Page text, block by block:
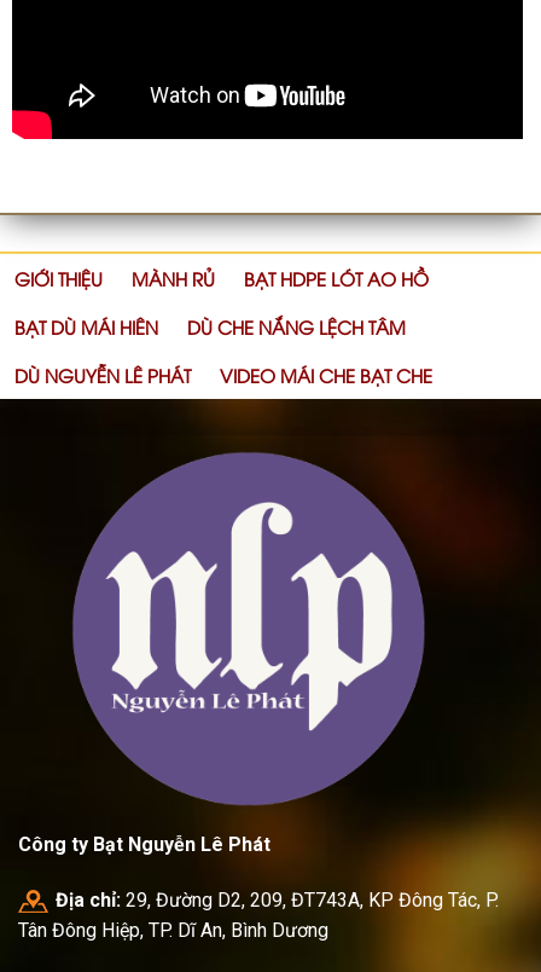
GIỚI THIỆU MÀNH RỦ
BẠT HDPE LÓT AO HỒ
BẠT DÙ MÁI HIÊN
DÙ CHE NẮNG LỆCH TÂM
DÙ NGUYỄN LÊ PHÁT
VIDEO MÁI CHE BẠT CHE
Công ty Bạt Nguyễn Lê Phát
Địa chỉ: 29, Đường D2, 209, ĐT743A, KP Đông Tác, P.
Tân Đông Hiệp, TP. Dĩ An, Bình Dương